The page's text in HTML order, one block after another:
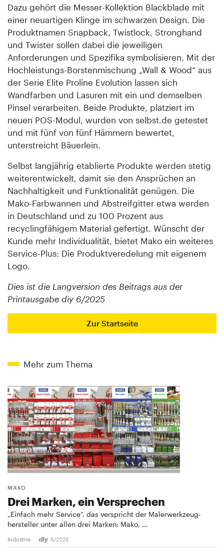
Dazu gehört die Messer-Kollektion Blackblade mit
einer neuartigen Klinge im schwarzen Design. Die
Produktnamen Snapback, Twistlock, Stronghand
und Twister sollen dabei die jeweiligen
Anforderungen und Spezifika symbolisieren. Mit der
Hochleistungs-Borstenmischung „Wall & Wood“ aus
der Serie Elite Proline Evolution lassen sich
Wandfarben und Lasuren mit ein und demselben
Pinsel verarbeiten. Beide Produkte, platziert im
neuen POS-Modul, wurden von selbst.de getestet
und mit fünf von fünf Hämmern bewertet,
unterstreicht Bäuerlein.
Selbst langjährig etablierte Produkte werden stetig
weiterentwickelt, damit sie den Ansprüchen an
Nachhaltigkeit und Funktionalität genügen. Die
Mako-Farbwannen und Abstreifgitter etwa werden
in Deutschland und zu 100 Prozent aus
recyclingfähigem Material gefertigt. Wünscht der
Kunde mehr Individualität, bietet Mako ein weiteres
Service-Plus: Die Produktveredelung mit eigenem
Logo.
Dies ist die Langversion des Beitrags aus der
Printausgabe diy 6/2025
Zur Startseite
Mehr zum Thema
MAKO
Drei Marken, ein Versprechen
„Einfach mehr Service“, das verspricht der Malerwerkzeug­
hersteller unter allen drei Marken: Mako, …
Industrie 6/2026